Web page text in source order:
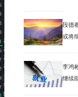
段德
或将
李鸿
继续